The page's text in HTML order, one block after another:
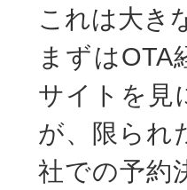
これは大き
まずはOTA
サイトを見
が、限られ
社での予約